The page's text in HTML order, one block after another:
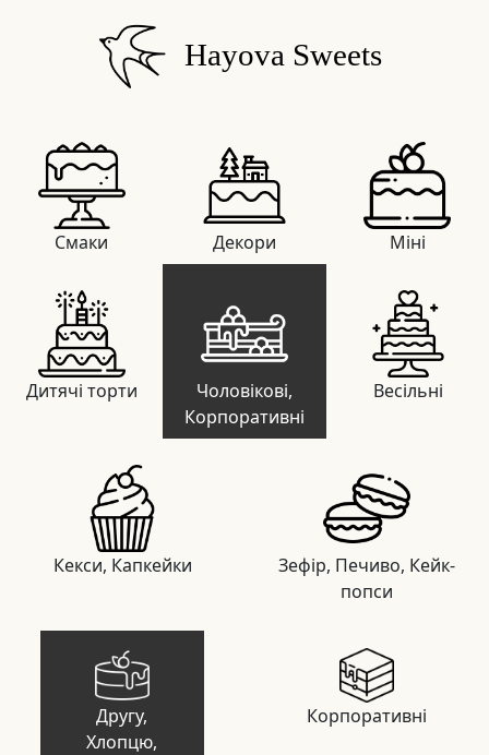
Hayova Sweets
Смаки Декори Міні
Дитячі торти
Чоловікові,
Корпоративні
Весільні
Кекси, Капкейки
Зефір, Печиво, Кейк-
попси
Другy,
Хлопцю,
Корпоративні